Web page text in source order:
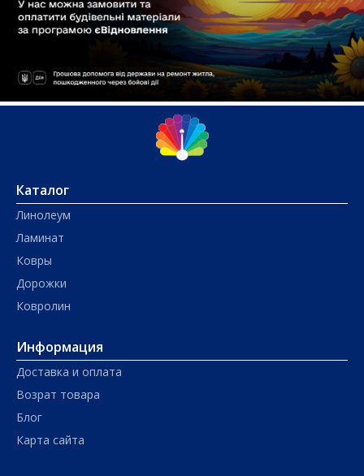
Каталог
Линолеум
Ламинат
Ковры
Дорожки
Ковролин
Информация
Доставка и оплата
Возрат товара
Блог
Карта сайта